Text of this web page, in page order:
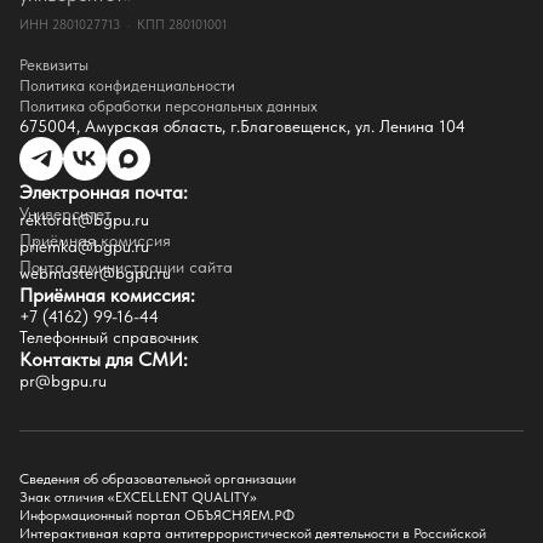
Документы
Контакты
Сведения о доходах
Доступная среда
Инфраструктура
Противодествие коррупции
Противодействие терроризму
Целевой капитал
Часто задаваемые вопросы
Внутренний сайт
Факультеты
Естественно-географический факультет
Историко-филологический факультет
Факультет иностранных языков
Факультет педагогики и психологии
Факультет физической культуры и спорта
Подготовительное отделение для иностранных граждан
Поступление
Приемная комиссия
Поступай в БГПУ
ИНН 2801027713 · КПП 280101001
Реквизиты
Политика конфиденциальности
Политика обработки персональных данных
675004, Амурская область, г.Благовещенск, ул. Ленина 104
Электронная почта:
Университет
rektorat@bgpu.ru
Приёмная комиссия
priemka@bgpu.ru
Почта администрации сайта
webmaster@bgpu.ru
Приёмная комиссия:
+7 (4162) 99-16-44
Телефонный справочник
Контакты для СМИ:
pr@bgpu.ru
Сведения об образовательной организации
Знак отличия «EXCELLENT QUALITY»
Информационный портал ОБЪЯСНЯЕМ.РФ
Интерактивная карта антитеррористической деятельности в Российской